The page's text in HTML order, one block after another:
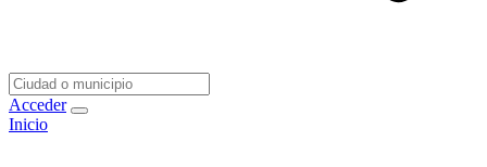
Acceder
Inicio